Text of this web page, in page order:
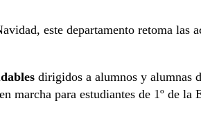
este departamento retoma las
dirigidos a alumnos y alumnas
marcha para estudiantes de 1º de la